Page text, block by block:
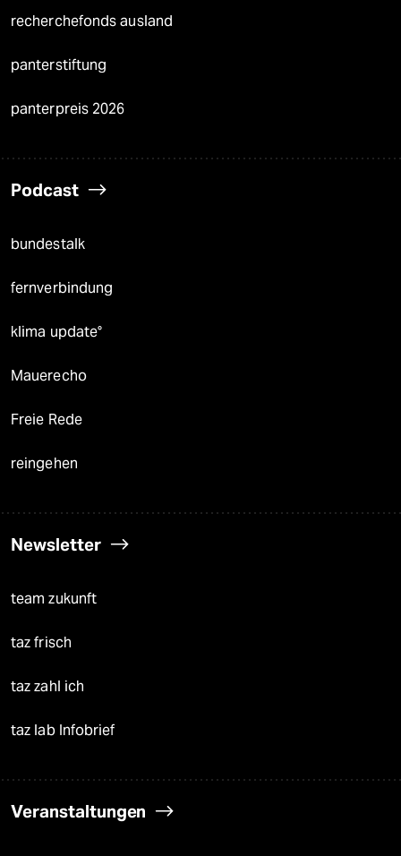
recherchefonds ausland
panterstiftung
panterpreis 2026
Podcast
bundestalk
fernverbindung
klima update°
Mauerecho
Freie Rede
reingehen
Newsletter
team zukunft
taz frisch
taz zahl ich
taz lab Infobrief
Veranstaltungen